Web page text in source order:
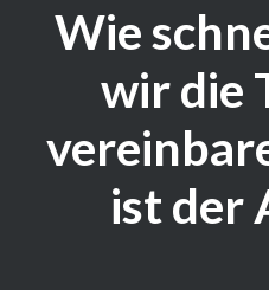
Wie
wir die
ist der